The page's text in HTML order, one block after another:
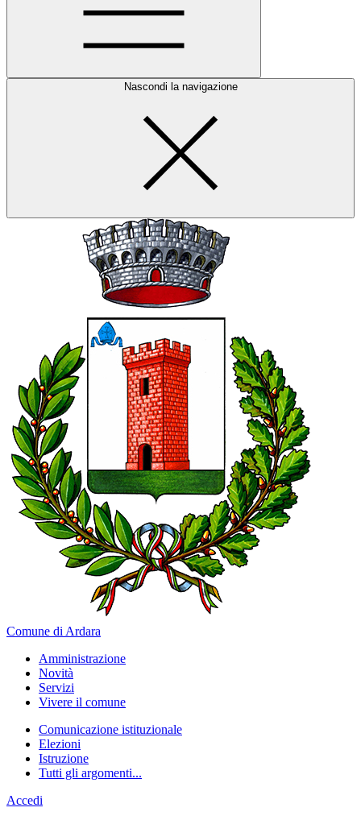
Nascondi la navigazione
Comune di Ardara
Amministrazione
Novità
Servizi
Vivere il comune
Comunicazione istituzionale
Elezioni
Istruzione
Tutti gli argomenti...
Accedi